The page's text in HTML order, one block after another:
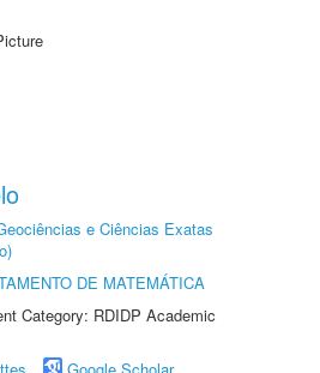
e Ciências Exatas
DE MATEMÁTICA
Category: RDIDP Academic